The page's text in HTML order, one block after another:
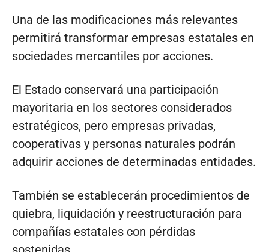
Una de las modificaciones más relevantes
permitirá transformar empresas estatales en
sociedades mercantiles por acciones.
El Estado conservará una participación
mayoritaria en los sectores considerados
estratégicos, pero empresas privadas,
cooperativas y personas naturales podrán
adquirir acciones de determinadas entidades.
También se establecerán procedimientos de
quiebra, liquidación y reestructuración para
compañías estatales con pérdidas